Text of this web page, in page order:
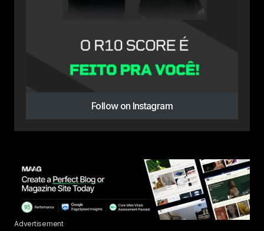
Follow on Instagram
Advertisement